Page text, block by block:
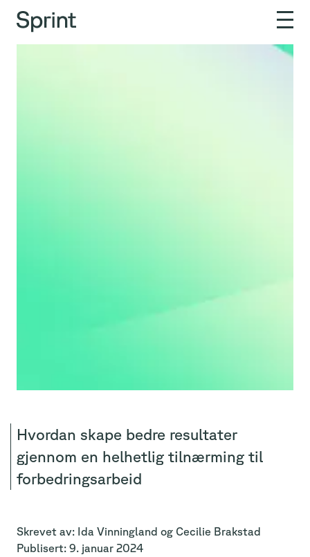
Hvordan skape bedre resultater
gjennom en helhetlig tilnærming til
forbedringsarbeid
Skrevet av: Ida Vinningland og Cecilie Brakstad
Publisert: 9. januar 2024